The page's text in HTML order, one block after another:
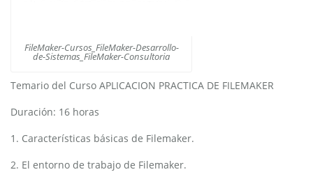
FileMaker-Cursos_FileMaker-Desarrollo-
de-Sistemas_FileMaker-Consultoria
Temario del Curso APLICACION PRACTICA DE FILEMAKER
Duración: 16 horas
1. Características básicas de Filemaker.
2. El entorno de trabajo de Filemaker.